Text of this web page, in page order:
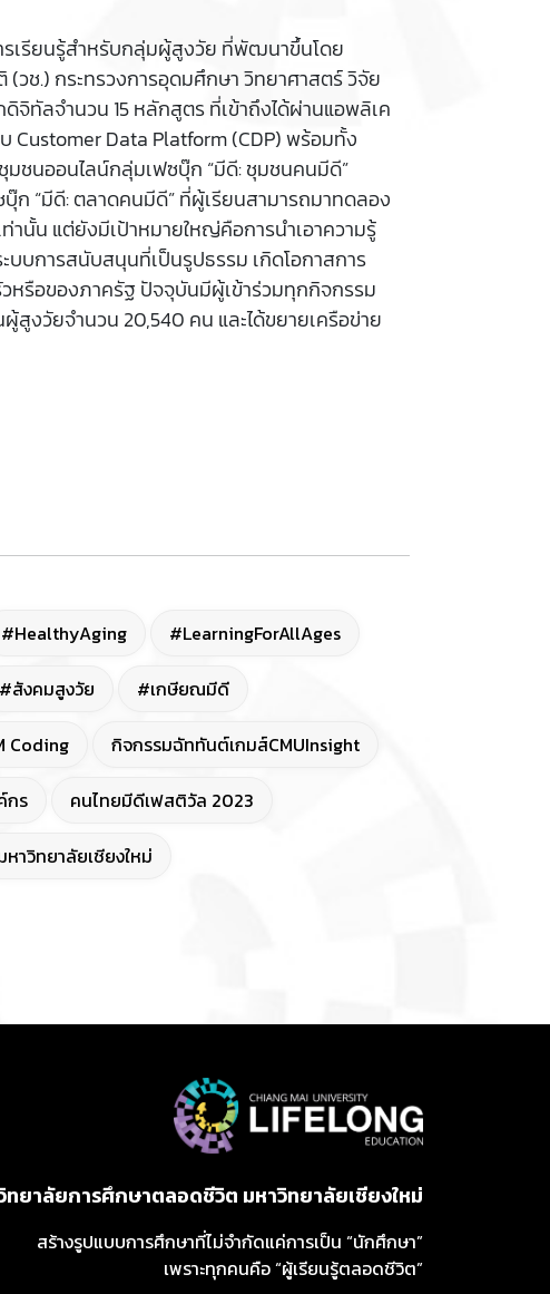
รเรียนรู้สำหรับกลุ่มผู้สูงวัย ที่พัฒนาขึ้นโดย
ช.) กระทรวงการอุดมศึกษา วิทยาศาสตร์ วิจัย
จิทัลจำนวน 15 หลักสูตร ที่เข้าถึงได้ผ่านแอพลิเค
Data Platform (CDP) พร้อมทั้ง
ชนออนไลน์กลุ่มเฟซบุ๊ก “มีดี: ชุมชนคนมีดี”
ก “มีดี: ตลาดคนมีดี” ที่ผู้เรียนสามารถมาทดลอง
านั้น แต่ยังมีเป้าหมายใหญ่คือการนำเอาความรู้
บการสนับสนุนที่เป็นรูปธรรม เกิดโอกาสการ
หรือของภาครัฐ ปัจจุบันมีผู้เข้าร่วมทุกกิจกรรม
สูงวัยจำนวน 20,540 คน และได้ขยายเครือข่าย
#HealthyAging #LearningForAllAges
#สังคมสูงวัย #เกษียณมีดี
Coding กิจกรรมฉัททันต์เกมส์CMUInsight
กร คนไทยมีดีเฟสติวัล 2023
หาวิทยาลัยเชียงใหม่
ทยาลัยการศึกษาตลอดชีวิต มหาวิทยาลัยเชียงใหม่
สร้างรูปแบบการศึกษาที่ไม่จำกัดแค่การเป็น “นักศึกษา”
เพราะทุกคนคือ “ผู้เรียนรู้ตลอดชีวิต”